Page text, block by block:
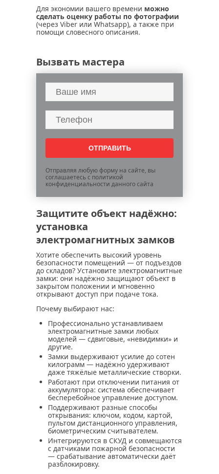
Для экономии вашего времени можно
сделать оценку работы по фотографии
(через Viber или Whatsapp), а также при
помощи словесного описания.
Вызвать мастера
Отправляя любую форму на сайте, вы
соглашаетесь с политикой
конфиденциальности данного сайта
Защитите объект надёжно:
установка
электромагнитных замков
Хотите обеспечить высокий уровень
безопасности помещений — от подъездов
до складов? Установите электромагнитные
замки: они надёжно защищают объект в
закрытом положении и мгновенно
открывают доступ при подаче тока.
Почему выбирают нас:
Профессионально устанавливаем
электромагнитные замки любых
моделей — сдвиговые, «невидимки» и
другие.
Замки выдерживают усилие до сотен
килограмм — надёжно удерживают
даже тяжёлые металлические створки.
Работают при отключении питания от
аккумулятора: система обеспечивает
бесперебойное управление доступом.
Поддерживают разные способы
открывания: ключом, кодом, картой,
пультом дистанционного управления,
биометрическим считывателем.
Интегрируются в СКУД и совмещаются
с датчиками пожарной безопасности
— срабатывание автоматически даёт
разблокировку.